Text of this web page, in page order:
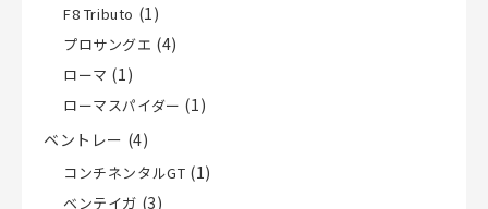
F8 Tributo (1)
プロサングエ (4)
ローマ (1)
ローマスパイダー (1)
ベントレー (4)
コンチネンタルGT (1)
ベンテイガ (3)